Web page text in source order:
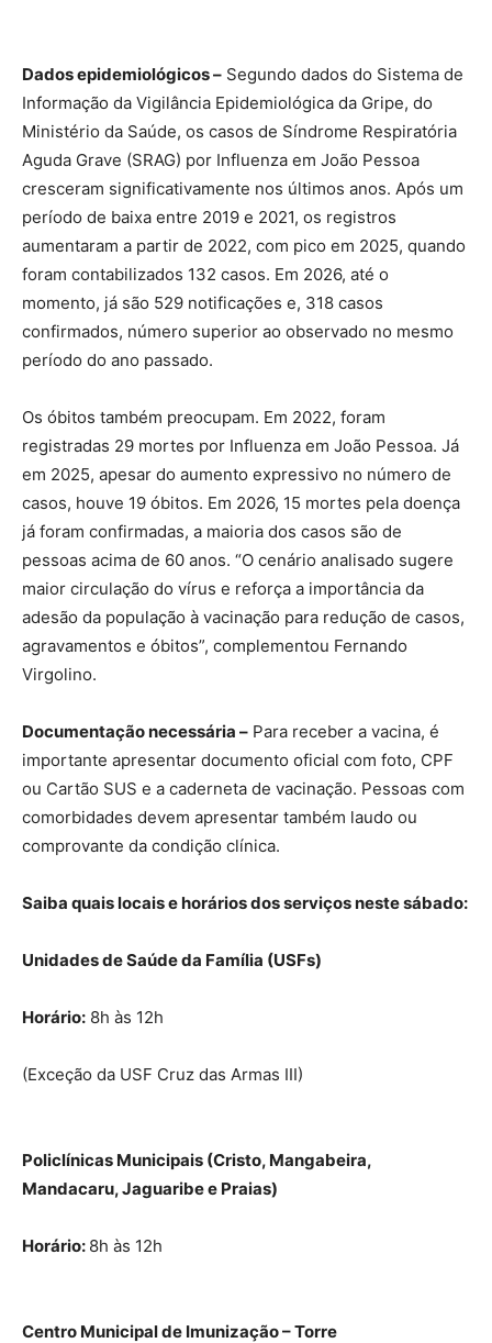
Dados epidemiológicos – Segundo dados do Sistema de
Informação da Vigilância Epidemiológica da Gripe, do
Ministério da Saúde, os casos de Síndrome Respiratória
Aguda Grave (SRAG) por Influenza em João Pessoa
cresceram significativamente nos últimos anos. Após um
período de baixa entre 2019 e 2021, os registros
aumentaram a partir de 2022, com pico em 2025, quando
foram contabilizados 132 casos. Em 2026, até o
momento, já são 529 notificações e, 318 casos
confirmados, número superior ao observado no mesmo
período do ano passado.
Os óbitos também preocupam. Em 2022, foram
registradas 29 mortes por Influenza em João Pessoa. Já
em 2025, apesar do aumento expressivo no número de
casos, houve 19 óbitos. Em 2026, 15 mortes pela doença
já foram confirmadas, a maioria dos casos são de
pessoas acima de 60 anos. “O cenário analisado sugere
maior circulação do vírus e reforça a importância da
adesão da população à vacinação para redução de casos,
agravamentos e óbitos”, complementou Fernando
Virgolino.
Documentação necessária – Para receber a vacina, é
importante apresentar documento oficial com foto, CPF
ou Cartão SUS e a caderneta de vacinação. Pessoas com
comorbidades devem apresentar também laudo ou
comprovante da condição clínica.
Saiba quais locais e horários dos serviços neste sábado:
Unidades de Saúde da Família (USFs)
Horário: 8h às 12h
(Exceção da USF Cruz das Armas III)
Policlínicas Municipais (Cristo, Mangabeira,
Mandacaru, Jaguaribe e Praias)
Horário: 8h às 12h
Centro Municipal de Imunização – Torre